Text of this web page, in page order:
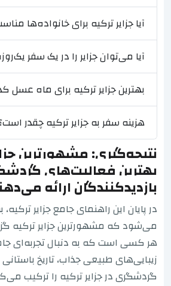
آیا جزایر ترکیه برای خانواده‌ها
آیا می‌توان جزایر را در یک سفر
بهترین جزایر ترکیه برای ماه عسل
هزینه سفر به جزایر ترکیه چقدر
نتیجه‌گیری: مشهورترین
بهترین فعالیت‌های
بازدیدکنندگان ارائه
در پایان این راهنمای جامع جزایر
می‌شود که مشهورترین جزایر ترکیه
هر کسی است که به دنبال تجربه‌ای
زیبایی‌های طبیعی جذاب، تاریخ
گردشگری در جزایر ترکیه را ترکیب